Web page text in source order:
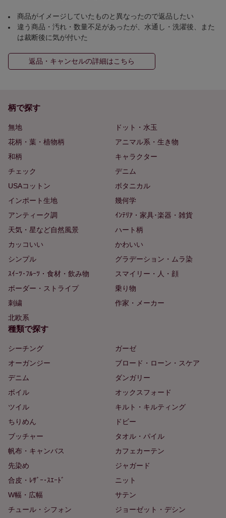
商品がイメージしていたものと異なったので返品したい
違う商品・汚れ・数量不足があったが、水通し・洗濯後、また
は裁断後に気が付いた
返品・キャンセルの詳細はこちら
柄で探す
無地
ドット・水玉
花柄・葉・植物柄
アニマル系・生き物
和柄
キャラクター
チェック
デニム
USAコットン
ボタニカル
インポート生地
幾何学
アンティーク調
ｲﾝﾃﾘｱ・家具･楽器・雑貨
天気・星など自然風景
ハート柄
カッコいい
かわいい
シンプル
グラデーション・ムラ染
ｽｲｰﾂ･ﾌﾙｰﾂ・食材・飲み物
スマイリー・人・顔
ボーダー・ストライプ
乗り物
刺繍
作家・メーカー
北欧系
種類で探す
シーチング
ガーゼ
オーガンジー
ブロード・ローン・スケア
デニム
ダンガリー
ボイル
オックスフォード
ツイル
キルト・キルティング
ちりめん
ドビー
ブッチャー
タオル・パイル
帆布・キャンバス
カフェカーテン
先染め
ジャガード
合皮・ﾚｻﾞｰ･ｽｴｰﾄﾞ
ニット
W幅・広幅
サテン
チュール・シフォン
ジョーゼット・デシン